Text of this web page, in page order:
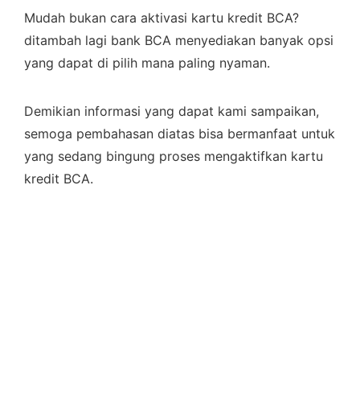
Mudah bukan cara aktivasi kartu kredit BCA?
ditambah lagi bank BCA menyediakan banyak opsi
yang dapat di pilih mana paling nyaman.
Demikian informasi yang dapat kami sampaikan,
semoga pembahasan diatas bisa bermanfaat untuk
yang sedang bingung proses mengaktifkan kartu
kredit BCA.